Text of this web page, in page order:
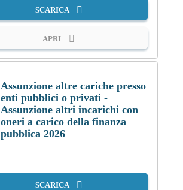
SCARICA
APRI
Assunzione altre cariche presso
enti pubblici o privati -
Assunzione altri incarichi con
oneri a carico della finanza
pubblica 2026
SCARICA